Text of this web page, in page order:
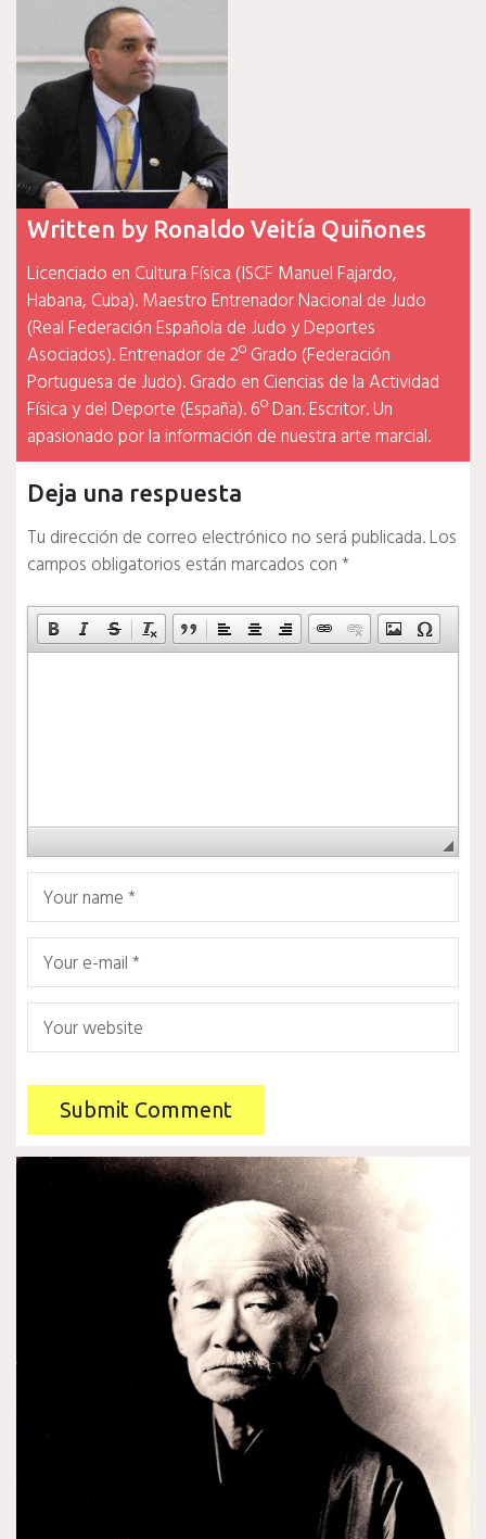
entradas
Written by Ronaldo Veitía Quiñones
Licenciado en Cultura Física (ISCF Manuel Fajardo,
Habana, Cuba). Maestro Entrenador Nacional de Judo
(Real Federación Española de Judo y Deportes
Asociados). Entrenador de 2º Grado (Federación
Portuguesa de Judo). Grado en Ciencias de la Actividad
Física y del Deporte (España). 6º Dan. Escritor. Un
apasionado por la información de nuestra arte marcial.
Deja una respuesta
Tu dirección de correo electrónico no será publicada.Los
campos obligatorios están marcados con*